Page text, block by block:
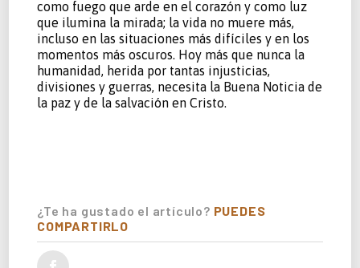
como fuego que arde en el corazón y como luz
que ilumina la mirada; la vida no muere más,
incluso en las situaciones más difíciles y en los
momentos más oscuros. Hoy más que nunca la
humanidad, herida por tantas injusticias,
divisiones y guerras, necesita la Buena Noticia de
la paz y de la salvación en Cristo.
¿Te ha gustado el artículo? PUEDES
COMPARTIRLO